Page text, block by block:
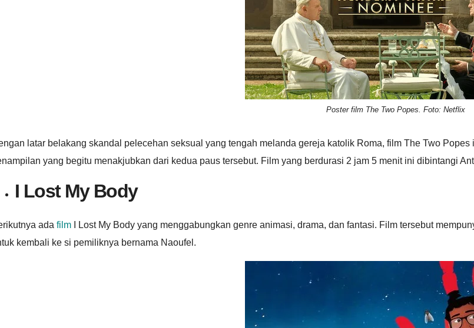
Poster film The Two Popes. Foto: Netflix
latar belakang skandal pelecehan seksual yang tengah melanda gereja katolik Roma, film The Two
yang begitu menakjubkan dari kedua paus tersebut. Film yang berdurasi 2 jam 5 menit ini dibintangi
I Lost My Body
ada film I Lost My Body yang menggabungkan genre animasi, drama, dan fantasi. Film tersebut
kembali ke si pemiliknya bernama Naoufel.